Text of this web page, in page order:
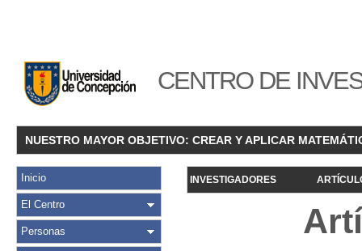
CENTRO DE
NUESTRO MAYOR OBJETIVO: CREAR Y APLICAR
Inicio
El Centro
Personas
INVESTIGADORES